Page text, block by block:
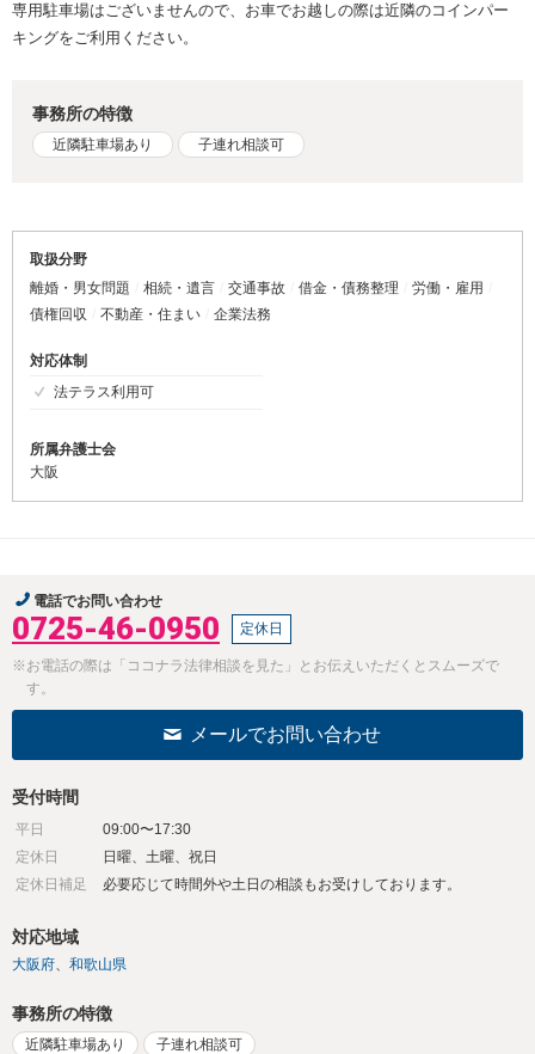
専用駐車場はございませんので、お車でお越しの際は近隣のコインパー
キングをご利用ください。
事務所の特徴
近隣駐車場あり 子連れ相談可
取扱分野
離婚・男女問題
相続・遺言 交通事故 借金・債務整理
労働・雇用
債権回収
不動産・住まい 企業法務
対応体制
法テラス利用可
所属弁護士会
大阪
電話でお問い合わせ
0725-46-0950 定休日
※お電話の際は「ココナラ法律相談を見た」とお伝えいただくとスムーズで
す。
メールでお問い合わせ
受付時間
平日
09:00〜17:30
定休日
日曜、土曜、祝日
定休日補足
必要応じて時間外や土日の相談もお受けしております。
対応地域
大阪府 和歌山県
事務所の特徴
近隣駐車場あり 子連れ相談可